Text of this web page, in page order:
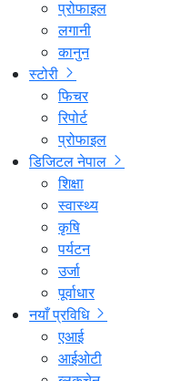
प्रोफाइल
लगानी
कानुन
स्टोरी
फिचर
रिपोर्ट
प्रोफाइल
डिजिटल नेपाल
शिक्षा
स्वास्थ्य
कृषि
पर्यटन
उर्जा
पूर्वाधार
नयाँ प्रविधि
एआई
आईओटी